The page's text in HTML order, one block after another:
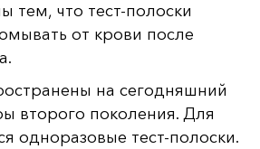
тем, что тест-полоски
от крови после
на сегодняшний
второго поколения. Для
одноразовые тест-полоски.